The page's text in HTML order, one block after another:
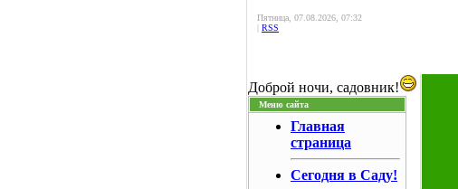
Пятница, 07.08.2026, 07:32
| RSS
Доброй ночи, садовник!
Меню сайта
Главная
страница
Сегодня в Саду!